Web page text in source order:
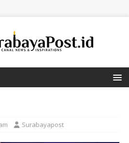
Surabayapost